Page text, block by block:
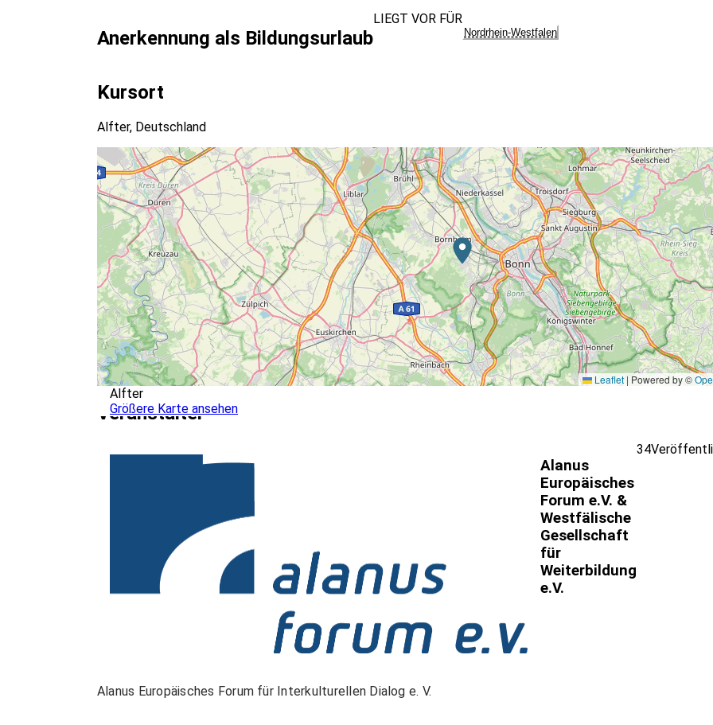
Anerkennung als Bildungsurlaub
LIEGT VOR FÜR
Nordrhein-Westfalen
Kursort
Alfter, Deutschland
Leaflet | Powered by ©
Alfter
Größere Karte ansehen
Veranstalter
Alanus
Europäisches
Forum e.V. &
Westfälische
Gesellschaft
für
Weiterbildung
e.V.
34
Alanus Europäisches Forum für Interkulturellen Dialog e. V.